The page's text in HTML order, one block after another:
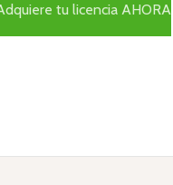
tu licencia AHORA